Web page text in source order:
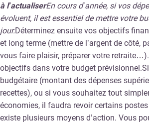
à l’actualiserEn cours d’année, si vos
évoluent, il est essentiel de mettre votre
jour.Déterminez ensuite vos objectifs
et long terme (mettre de l’argent de côté,
vous faire plaisir, préparer votre
objectifs dans votre budget
budgétaire (montant des dépenses
recettes), ou si vous souhaitez tout
économies, il faudra revoir certains postes
existe plusieurs moyens d’action. Vous